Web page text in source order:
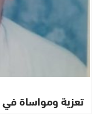
تعزية ومواساة في